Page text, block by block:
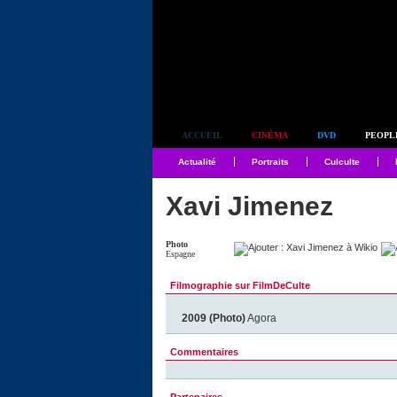
ACCUEIL CINÉMA DVD
Actualité Portraits Culculte
Xavi Jimenez
Photo
Espagne
Filmographie sur FilmDeCulte
2009 (Photo)Agora
Commentaires